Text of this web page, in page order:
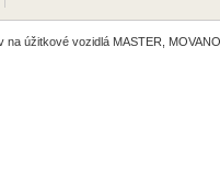
na úžitkové vozidlá MASTER,